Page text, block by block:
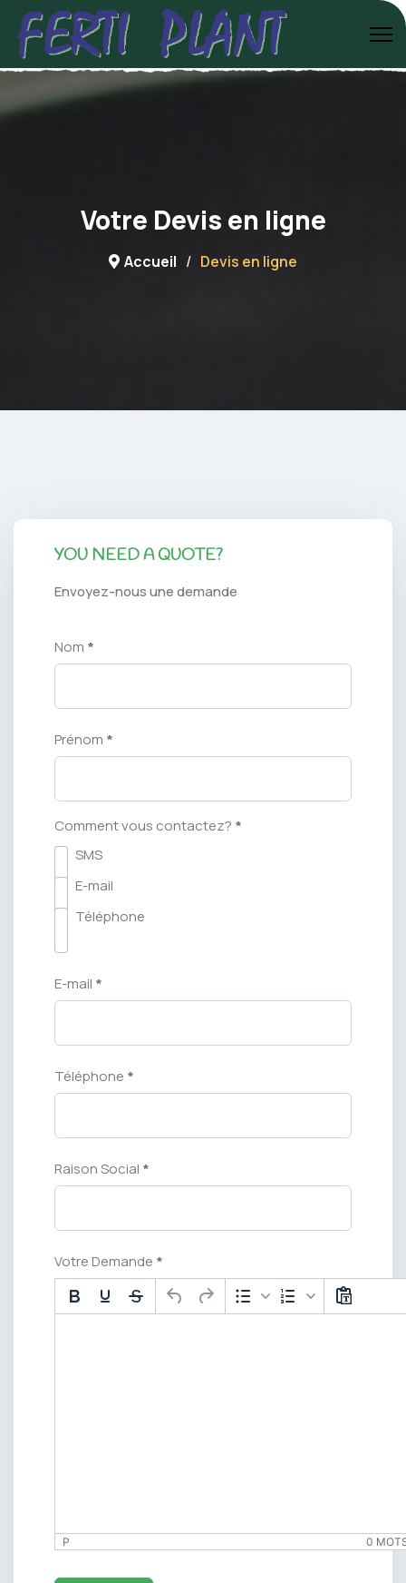
Votre Devis en ligne
Accueil Devis en ligne
YOU NEED A QUOTE?
Envoyez-nous une demande
Nom *
Prénom *
Comment vous contactez? *
SMS
E-mail
Téléphone
E-mail *
Téléphone *
Raison Social *
Votre Demande *
P 0